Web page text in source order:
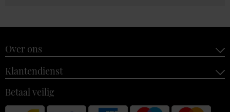
Over ons
Klantendienst
Betaal veilig